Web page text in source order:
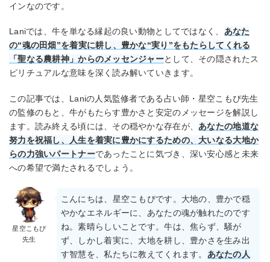
インなのです。
Laniでは、牛を単なる縁起の良い動物としてではなく、 あなた
の“魂の田畑”を着実に耕し、豊かな“実り”をもたらしてくれる
「聖なる農耕神」からのメッセンジャーとして、その隠されたス
ピリチュアルな意味を深く読み解いていきます。
この記事では、Laniの人気監修者である占い師・星空こもぴ先生
の監修のもと、牛がもたらす豊かさと安定のメッセージを解説し
ます。読み終える頃には、その穏やかな存在が、 あなたの地道な
努力を祝福し、人生を着実に豊かにするための、大いなる大地か
らの力強いパートナーであったことに気づき、深い安心感と未来
への希望で満たされるでしょう。
星空こもぴ
先生
こんにちは、星空こもぴです。大地の、豊かで穏
やかなエネルギーに、あなたの魂が触れたのです
ね。素晴らしいことです。牛は、焦らず、騒が
ず、しかし着実に、大地を耕し、豊かさを生み出
す智慧を、私たちに教えてくれます。 あなたの人